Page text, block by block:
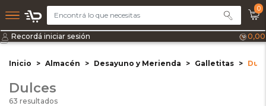
0
Recordá iniciar sesión 0,00
Inicio Almacén Desayuno y Merienda Galletitas
Dulces
63 resultados